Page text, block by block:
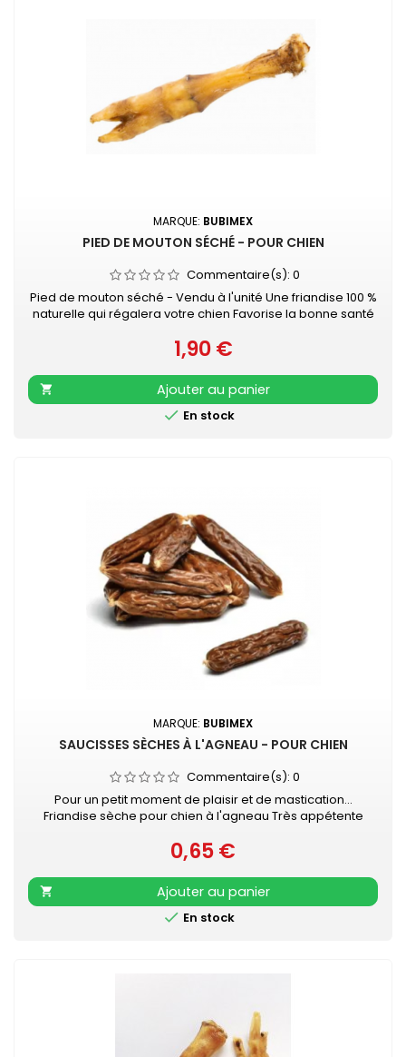
MARQUE: BUBIMEX
PIED DE MOUTON SÉCHÉ - POUR CHIEN
Commentaire(s): 0
Pied de mouton séché - Vendu à l'unité Une friandise 100 %
naturelle qui régalera votre chien Favorise la bonne santé
de mastication...
Prix
1,90 €

Ajouter au panier
 En stock
MARQUE: BUBIMEX
SAUCISSES SÈCHES À L'AGNEAU - POUR CHIEN
Commentaire(s): 0
Pour un petit moment de plaisir et de mastication...
Friandise sèche pour chien à l'agneau Très appétente
Prix
0,65 €

Ajouter au panier
 En stock